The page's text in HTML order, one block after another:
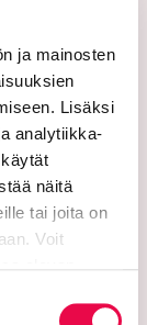
ja mainosten
Lisäksi
analytiikka-
näitä
tai joita on
Voit